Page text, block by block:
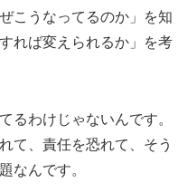
こうなってるのか」を知
れば変えられるか」を考
るわけじゃないんです。
て、責任を恐れて、そう
なんです。